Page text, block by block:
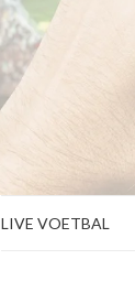
LIVE VOETBAL